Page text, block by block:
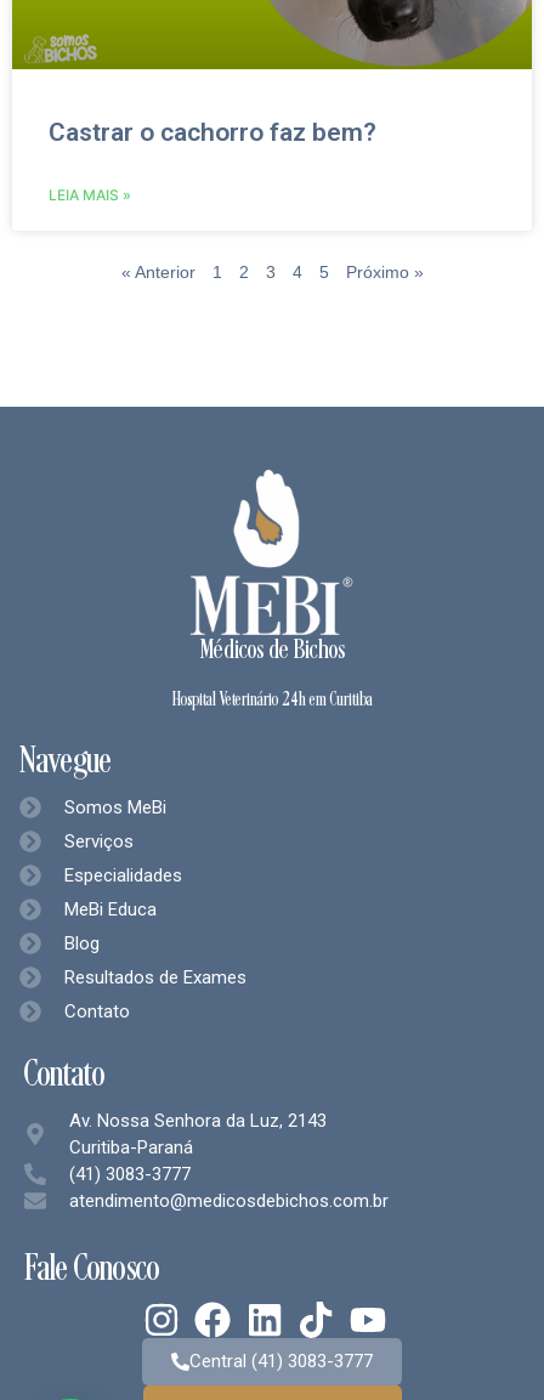
Castrar o cachorro faz bem?
LEIA MAIS »
« Anterior 1 2 3 4 5 Próximo »
Médicos de Bichos
Hospital Veterinário 24h em Curitiba
Navegue
Somos MeBi
Serviços
Especialidades
MeBi Educa
Blog
Resultados de Exames
Contato
Contato
Av. Nossa Senhora da Luz, 2143
Curitiba-Paraná
(41) 3083-3777
atendimento@medicosdebichos.com.br
Fale Conosco
Central (41) 3083-3777